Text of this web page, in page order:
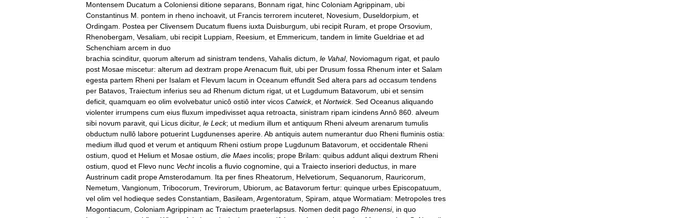
Montensem Ducatum a Coloniensi ditione separans Bonnam rigat hinc Coloniam Agrippinam ubi
Constantinus M pontem in rheno inchoavit ut Francis terrorem incuteret Novesium Duseldorpium et
Ordingam
Postea per Clivensem Ducatum fluens iuxta Duisburgum ubi recipit Ruram et prope Orsovium
Rhenobergam Vesaliam ubi recipit Luppiam Reesium et Emmericum tandem in limite Gueldriae et ad
Schenchiam arcem in duo
brachia scinditur, quorum alterum ad sinistram tendens Vahalis dictum le Vahal, Noviomagum rigat et paulo
post Mosae miscetur: alterum ad dextram propeArenacum fluit ubi per Drusum fossa Rhenum inter et Salam
egesta partem Rheni per Isalam et Flevum lacum in Oceanum effundit Sed altera pars ad occasum tendens
per Batavos Traiectum inferius seu ad Rhenum dictum rigat ut et Lugdumum Batavorum ubi et sensim
deficit quamquam eo olim evolvebatur unicô ostiô inter vicos Catwick, et Nortwick. Sed Oceanus aliquando
violenter irrumpens cum eius fluxum impedivisset aqua retroacta sinistram ripam icindensAnnô 860 alveum
sibi novum paravit qui Licus dicitur, le Leck; ut medium illum et antiquum Rheni alveum arenarum tumulis
obductum nullô labore potuerint Lugdunenses aperire Ab antiquis autem numerantur duo Rheni fluminis ostia:
medium illud quod et verum et antiquum Rheni ostium prope Lugdunum Batavorum et occidentale Rheni
ostium quod et Helium et Mosae ostium die Maes incolis; prope Brilam: quibus addunt aliqui dextrum Rheni
ostium quod et Flevo nunc Vecht incolis a fluvio cognomine qui a Traiecto inseriori deductus in mare
Austrinum cadit propeAmsterodamum Ita per fines Rheatorum Helvetiorum Sequanorum Rauricorum
Nemetum Vangionum Tribocorum Trevirorum Ubiorum ac Batavorum fertur: quinque urbes Episcopatuum
vel olim vel hodieque sedes Constantiam Basileam Argentoratum Spiram atque Wormatiam: Metropoles tres
Mogontiacum Coloniam Agrippinam ac Traiectum praeterlapsus Nomen dedit pago Rhenensi, in quo